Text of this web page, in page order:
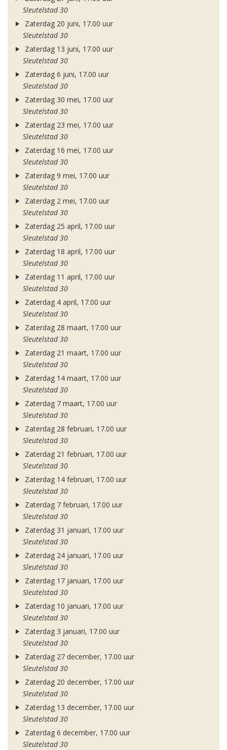
Sleutelstad 30
Zaterdag 20 juni, 17.00 uur
Sleutelstad 30
Zaterdag 13 juni, 17.00 uur
Sleutelstad 30
Zaterdag 6 juni, 17.00 uur
Sleutelstad 30
Zaterdag 30 mei, 17.00 uur
Sleutelstad 30
Zaterdag 23 mei, 17.00 uur
Sleutelstad 30
Zaterdag 16 mei, 17.00 uur
Sleutelstad 30
Zaterdag 9 mei, 17.00 uur
Sleutelstad 30
Zaterdag 2 mei, 17.00 uur
Sleutelstad 30
Zaterdag 25 april, 17.00 uur
Sleutelstad 30
Zaterdag 18 april, 17.00 uur
Sleutelstad 30
Zaterdag 11 april, 17.00 uur
Sleutelstad 30
Zaterdag 4 april, 17.00 uur
Sleutelstad 30
Zaterdag 28 maart, 17.00 uur
Sleutelstad 30
Zaterdag 21 maart, 17.00 uur
Sleutelstad 30
Zaterdag 14 maart, 17.00 uur
Sleutelstad 30
Zaterdag 7 maart, 17.00 uur
Sleutelstad 30
Zaterdag 28 februari, 17.00 uur
Sleutelstad 30
Zaterdag 21 februari, 17.00 uur
Sleutelstad 30
Zaterdag 14 februari, 17.00 uur
Sleutelstad 30
Zaterdag 7 februari, 17.00 uur
Sleutelstad 30
Zaterdag 31 januari, 17.00 uur
Sleutelstad 30
Zaterdag 24 januari, 17.00 uur
Sleutelstad 30
Zaterdag 17 januari, 17.00 uur
Sleutelstad 30
Zaterdag 10 januari, 17.00 uur
Sleutelstad 30
Zaterdag 3 januari, 17.00 uur
Sleutelstad 30
Zaterdag 27 december, 17.00 uur
Sleutelstad 30
Zaterdag 20 december, 17.00 uur
Sleutelstad 30
Zaterdag 13 december, 17.00 uur
Sleutelstad 30
Zaterdag 6 december, 17.00 uur
Sleutelstad 30